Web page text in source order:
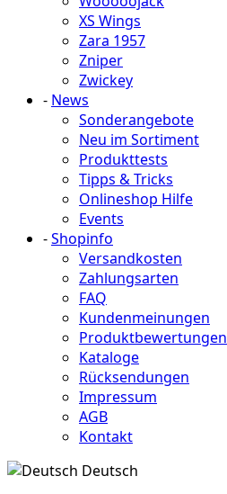
XS Wings
Zara 1957
Zniper
Zwickey
- News
Sonderangebote
Neu im Sortiment
Produkttests
Tipps & Tricks
Onlineshop Hilfe
Events
-Shopinfo
Versandkosten
Zahlungsarten
FAQ
Kundenmeinungen
Produktbewertungen
Kataloge
Rücksendungen
Impressum
AGB
Kontakt
Deutsch